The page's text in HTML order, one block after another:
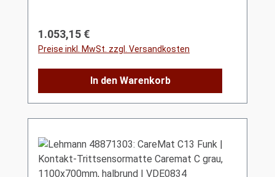
Regulärer Preis:
1.053,15 €
Preise inkl. MwSt. zzgl. Versandkosten
In den Warenkorb